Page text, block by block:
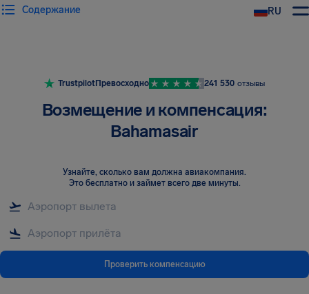
RU
Содержание
TrustpilotПревосходно 241 530 отзывы
Возмещение и компенсация:
Bahamasair
Узнайте, сколько вам должна авиакомпания.
Это бесплатно и займет всего две минуты.
Проверить компенсацию